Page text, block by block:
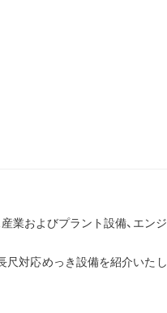
業およびプラント設備、エンジ
尺対応めっき設備を紹介いたし